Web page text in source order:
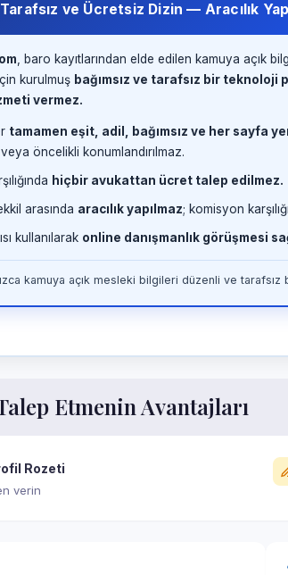
Tarafsız ve Ücretsiz Dizin — Aracılık
, baro kayıtlarından elde edilen kamuya açık
kurulmuş bağımsız ve tarafsız bir teknoloji
vermez.
tamamen eşit, adil, bağımsız ve her sayfa
öncelikli konumlandırılmaz.
hiçbir avukattan ücret talep edilmez.
arasında aracılık yapılmaz; komisyon
kullanılarak online danışmanlık görüşmesi
kamuya açık mesleki bilgileri düzenli ve
Etmenin Avantajları
Rozeti
verin